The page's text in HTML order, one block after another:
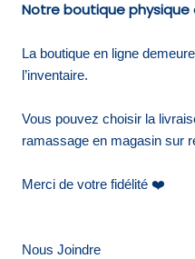
Notre boutique
La boutique en ligne
l’inventaire.
Vous pouvez choisir la
ramassage en magasin sur
Merci de votre fidélité ❤️
Nous Joindre